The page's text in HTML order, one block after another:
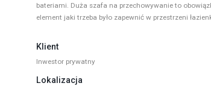
bateriami. Duża szafa na przechowywanie to
element jaki trzeba było zapewnić w przestrzeni
Klient
Inwestor prywatny
Lokalizacja